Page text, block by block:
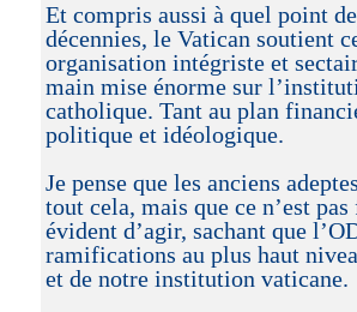
Et compris aussi à quel point
décennies, le Vatican soutient
organisation intégriste et
main mise énorme sur
catholique. Tant au plan
politique et idéologique.
Je pense que les anciens
tout cela, mais que ce n’est
évident d’agir, sachant que
ramifications au plus haut
et de notre institution vaticane.